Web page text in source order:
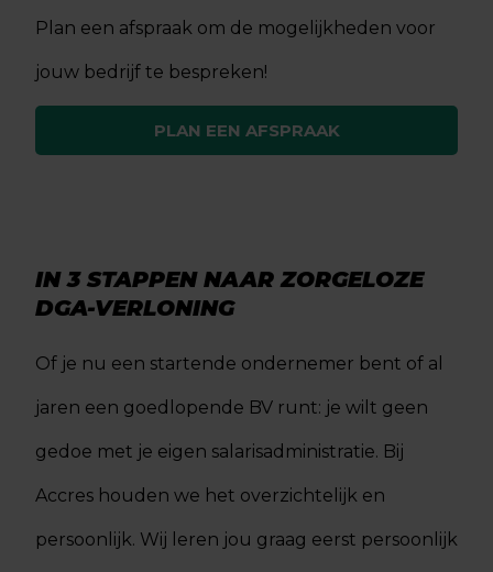
Plan een afspraak om de mogelijkheden voor
jouw bedrijf te bespreken!
PLAN EEN AFSPRAAK
IN 3 STAPPEN NAAR ZORGELOZE
DGA-VERLONING
Of je nu een startende ondernemer bent of al
jaren een goedlopende BV runt: je wilt geen
gedoe met je eigen salarisadministratie. Bij
Accres houden we het overzichtelijk en
persoonlijk. Wij leren jou graag eerst persoonlijk